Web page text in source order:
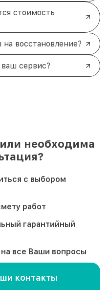
стоимость
восстановление?
сервис?
необходима
с выбором
работ
гарантийный
все Ваши вопросы
контакты